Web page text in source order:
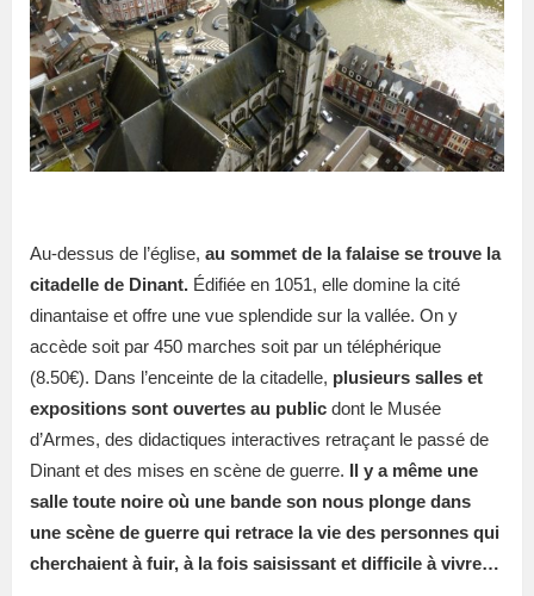
Au-dessus de l’église, au sommet de la falaise se trouve la
citadelle de Dinant. Édifiée en 1051, elle domine la cité
dinantaise et offre une vue splendide sur la vallée. On y
accède soit par 450 marches soit par un téléphérique
(8.50€). Dans l’enceinte de la citadelle, plusieurs salles et
expositions sont ouvertes au public dont le Musée
d’Armes, des didactiques interactives retraçant le passé de
Dinant et des mises en scène de guerre. Il y a même une
salle toute noire où une bande son nous plonge dans
une scène de guerre qui retrace la vie des personnes qui
cherchaient à fuir, à la fois saisissant et difficile à vivre…